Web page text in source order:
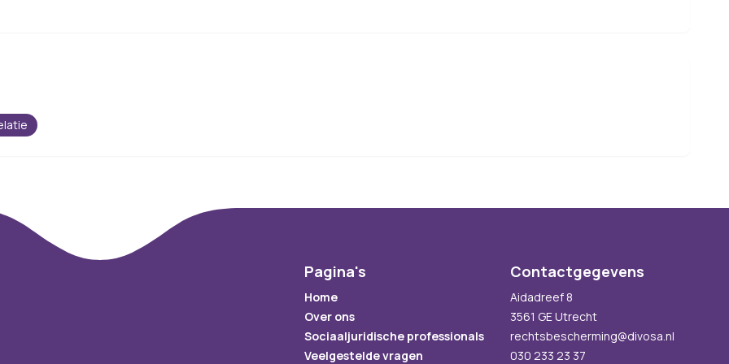
Pagina's
Home
Over ons
Sociaaljuridische professionals
Veelgestelde vragen
Contactgegevens
Aidadreef 8
3561 GE Utrecht
rechtsbescherming@divosa.nl
030 233 23 37